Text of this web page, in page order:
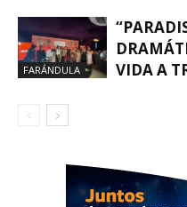
FARÁNDULA
VIDA A